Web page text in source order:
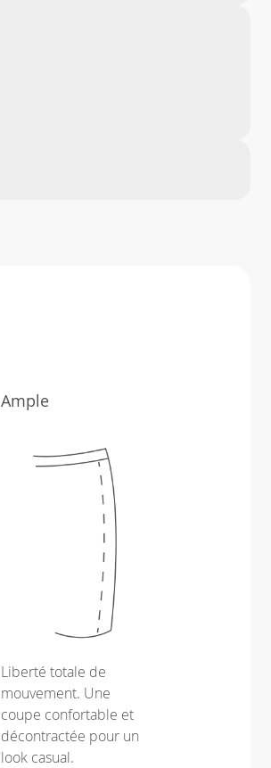
Ample
Liberté totale de
mouvement. Une
coupe confortable et
décontractée pour un
look casual.